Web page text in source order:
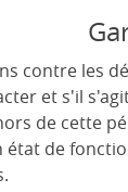
contre les
et s'il
de cette
de